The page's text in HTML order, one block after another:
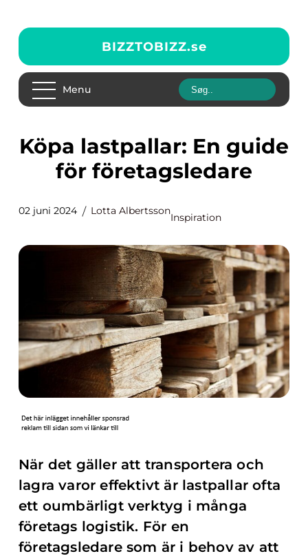
BIZZTOBIZZ.se
Menu
Köpa lastpallar: En guide
för företagsledare
02 juni 2024 Lotta Albertsson
Inspiration
När det gäller att transportera och
lagra varor effektivt är lastpallar ofta
ett oumbärligt verktyg i många
företags logistik. För en
företagsledare som är i behov av att